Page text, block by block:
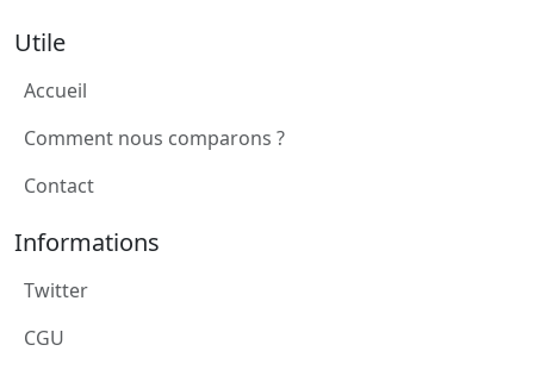
Utile
Accueil
Comment nous comparons ?
Contact
Informations
Twitter
CGU